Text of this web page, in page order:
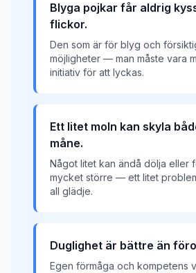
Blyga pojkar får aldrig
flickor.
Den som är för blyg och
möjligheter — man måste vara
initiativ för att lyckas.
Ett litet moln kan skyla
måne.
Något litet kan ändå dölja eller
mycket större — ett litet
all glädje.
Duglighet är bättre än
Egen förmåga och kompetens